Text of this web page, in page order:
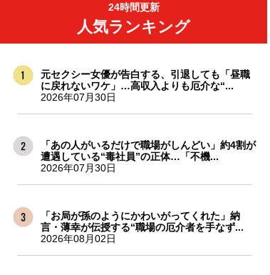
24時間更新
人気ランキング
元セクシー女優が告白する、引退しても「昼職
に戻れないワケ」…高収入よりも厄介な“...
2026年07月30日
「あの人がいるだけで職場がしんどい」約4割が
遭遇している“毒社員”の正体…「不機...
2026年07月30日
「お局が孫のようにかわいがってくれた」納
言・薄幸が伝授する“職場の厄介者を手なず...
2026年08月02日